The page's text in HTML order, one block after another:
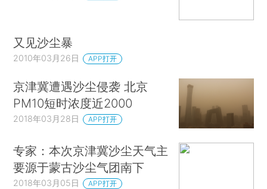
又见沙尘暴
2010年03月26日 APP打开
京津冀遭遇沙尘侵袭 北京
PM10短时浓度近2000
2018年03月28日 APP打开
专家：本次京津冀沙尘天气主
要源于蒙古沙尘气团南下
2018年03月05日 APP打开